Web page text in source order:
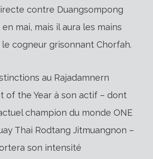
contre Duangsompong
mai, mais il aura les mains
cogneur grisonnant Chorfah.
au Rajadamnern
of the Year à son actif – dont
champion du monde ONE
Thai Rodtang Jitmuangnon –
son intensité